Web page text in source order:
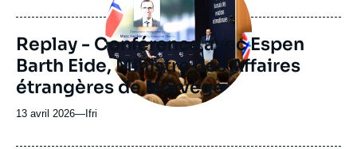
journal,
revue
ou
émission
Replay - Conférence avec Espen
Barth Eide, Ministre des Affaires
étrangères de Norvège
13 avril 2026— Nom
journal,
Ifri